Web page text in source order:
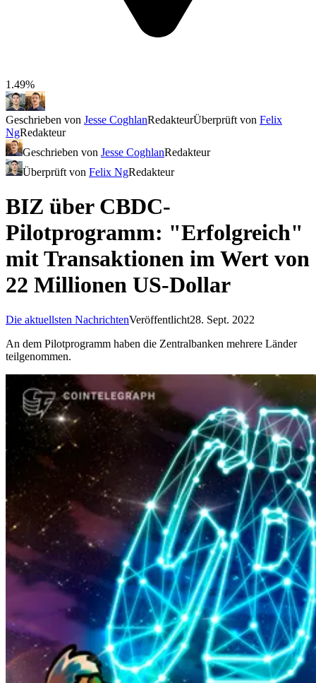
1.49%
Geschrieben von Jesse CoghlanRedakteurÜberprüft von Felix
NgRedakteur
Geschrieben von Jesse CoghlanRedakteur
Überprüft von Felix NgRedakteur
BIZ über CBDC-
Pilotprogramm: "Erfolgreich"
mit Transaktionen im Wert von
22 Millionen US-Dollar
Die aktuellsten NachrichtenVeröffentlicht28. Sept. 2022
An dem Pilotprogramm haben die Zentralbanken mehrere Länder
teilgenommen.